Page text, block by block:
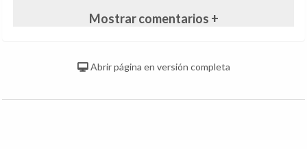
Mostrar comentarios +
Abrir página en versión completa